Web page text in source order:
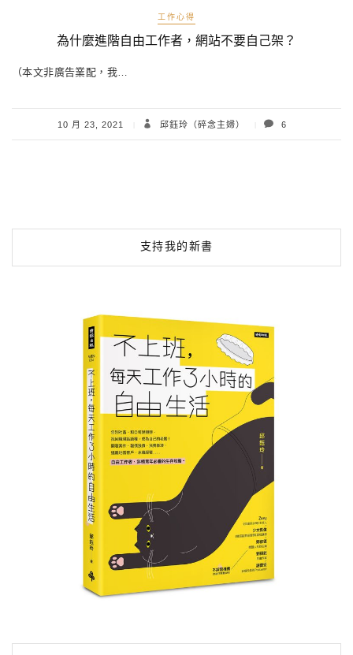
工作心得
為什麼進階自由工作者，網站不要自己架？
（本文非廣告業配，我…
10 月 23, 2021 邱鈺玲（碎念主婦） 6
支持我的新書